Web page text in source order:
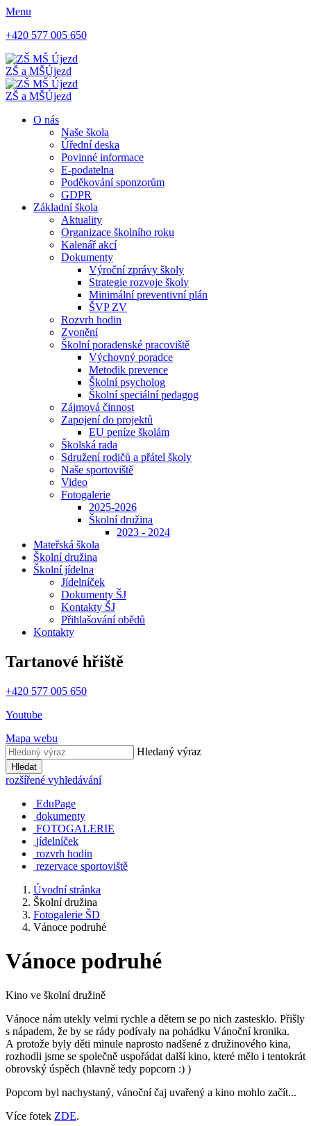
Menu
+420 577 005 650
ZŠ a MŠÚjezd
ZŠ a MŠÚjezd
O nás
Naše škola
Úřední deska
Povinné informace
E-podatelna
Poděkování sponzorům
GDPR
Základní škola
Aktuality
Organizace školního roku
Kalenář akcí
Dokumenty
Výroční zprávy školy
Strategie rozvoje školy
Minimální preventivní plán
ŠVP ZV
Rozvrh hodin
Zvonění
Školní poradenské pracoviště
Výchovný poradce
Metodik prevence
Školní psycholog
Školní speciální pedagog
Zájmová činnost
Zapojení do projektů
EU peníze školám
Školská rada
Sdružení rodičů a přátel školy
Naše sportoviště
Video
Fotogalerie
2025-2026
Školní družina
2023 - 2024
Mateřská škola
Školní družina
Školní jídelna
Jídelníček
Dokumenty ŠJ
Kontakty ŠJ
Přihlašování obědů
Kontakty
Tartanové hřiště
+420 577 005 650
Youtube
Mapa webu
Hledaný výraz
Hledat
rozšířené vyhledávání
EduPage
dokumenty
FOTOGALERIE
jídelníček
rozvrh hodin
rezervace sportoviště
Úvodní stránka
Školní družina
Fotogalerie ŠD
Vánoce podruhé
Vánoce podruhé
Kino ve školní družině
Vánoce nám utekly velmi rychle a dětem se po nich zastesklo. Přišly
s nápadem, že by se rády podívaly na pohádku Vánoční kronika.
A protože byly děti minule naprosto nadšené z družinového kina,
rozhodli jsme se společně uspořádat další kino, které mělo i tentokrát
obrovský úspěch (hlavně tedy popcorn :) )
Popcorn byl nachystaný, vánoční čaj uvařený a kino mohlo začít...
Více fotek ZDE.